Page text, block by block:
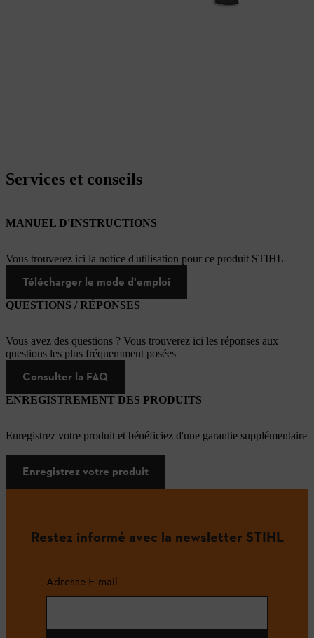
Services et conseils
MANUEL D'INSTRUCTIONS
Vous trouverez ici la notice d'utilisation pour ce produit STIHL
Télécharger le mode d'emploi
QUESTIONS / RÉPONSES
Vous avez des questions ? Vous trouverez ici les réponses aux
questions les plus fréquemment posées
Consulter la FAQ
ENREGISTREMENT DES PRODUITS
Enregistrez votre produit et bénéficiez d'une garantie supplémentaire
Enregistrez votre produit
Restez informé avec la newsletter STIHL
Adresse E-mail